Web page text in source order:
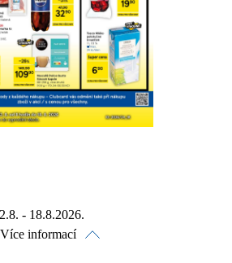
Detaily o platnosti
- 18.8.2026.
Více informací